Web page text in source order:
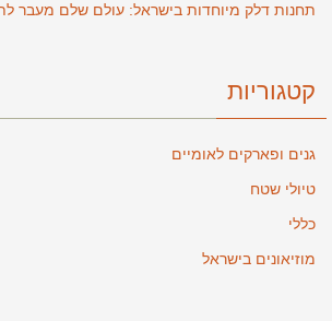
תחנות דלק מיוחדות בישראל: עולם שלם מעבר
קטגוריות
גנים ופארקים לאומיים
טיולי שטח
כללי
מוזיאונים בישראל